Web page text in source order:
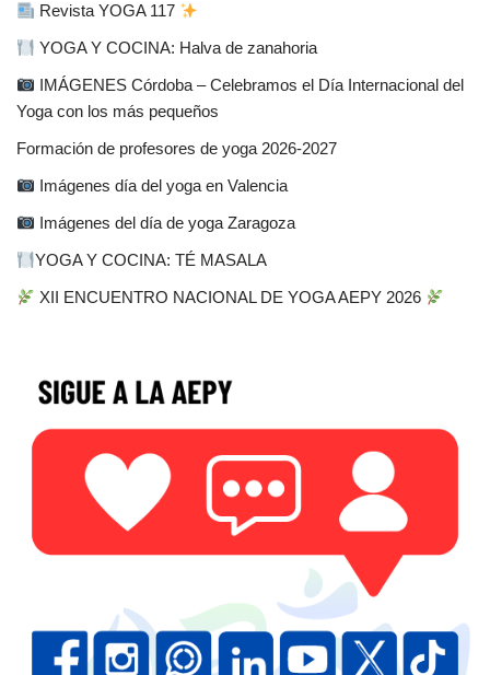
Revista YOGA 117
YOGA Y COCINA: Halva de zanahoria
IMÁGENES Córdoba – Celebramos el Día Internacional del
Yoga con los más pequeños
Formación de profesores de yoga 2026-2027
Imágenes día del yoga en Valencia
Imágenes del día de yoga Zaragoza
YOGA Y COCINA: TÉ MASALA
XII ENCUENTRO NACIONAL DE YOGA AEPY 2026